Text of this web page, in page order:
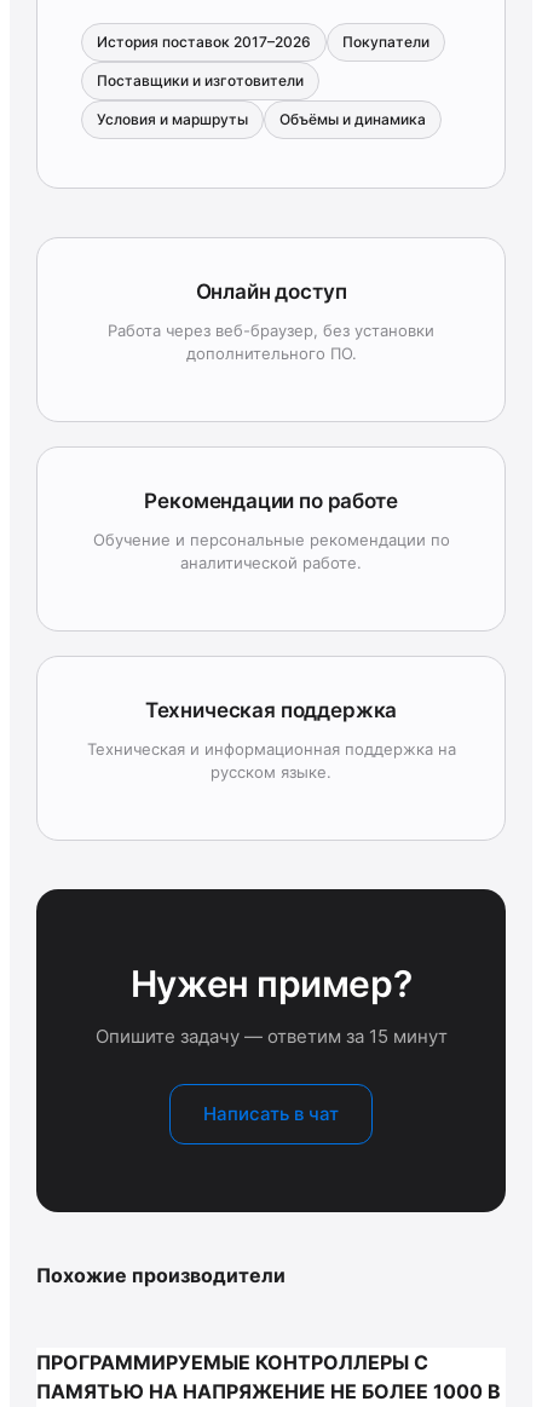
История поставок 2017–2026 Покупатели
Поставщики и изготовители
Условия и маршруты Объёмы и динамика
Онлайн доступ
Работа через веб-браузер, без установки
дополнительного ПО.
Рекомендации по работе
Обучение и персональные рекомендации по
аналитической работе.
Техническая поддержка
Техническая и информационная поддержка на
русском языке.
Нужен пример?
Опишите задачу — ответим за 15 минут
Написать в чат
Похожие производители
ПРОГРАММИРУЕМЫЕ КОНТРОЛЛЕРЫ С
ПАМЯТЬЮ НА НАПРЯЖЕНИЕ НЕ БОЛЕЕ 1000 В